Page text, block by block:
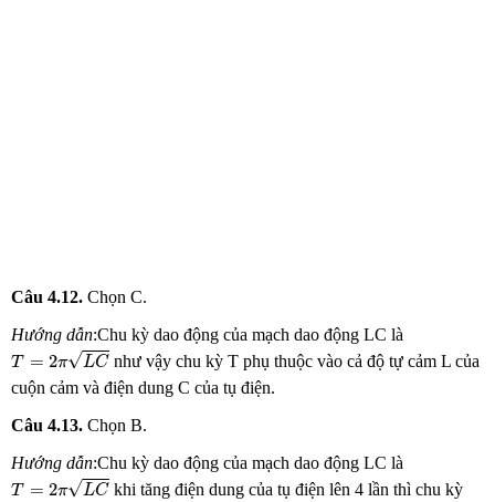
Câu 4.12. Chọn C.
Hướng dẫn:Chu kỳ dao động của mạch dao động LC là
T = 2π√LC
L
như vậy chu kỳ T phụ thuộc vào cả độ tự cảm L của
cuộn cảm và điện dung C của tụ điện.
Câu 4.13. Chọn B.
Hướng dẫn:Chu kỳ dao động của mạch dao động LC là
T = 2π√LC
L
khi tăng điện dung của tụ điện lên 4 lần thì chu kỳ